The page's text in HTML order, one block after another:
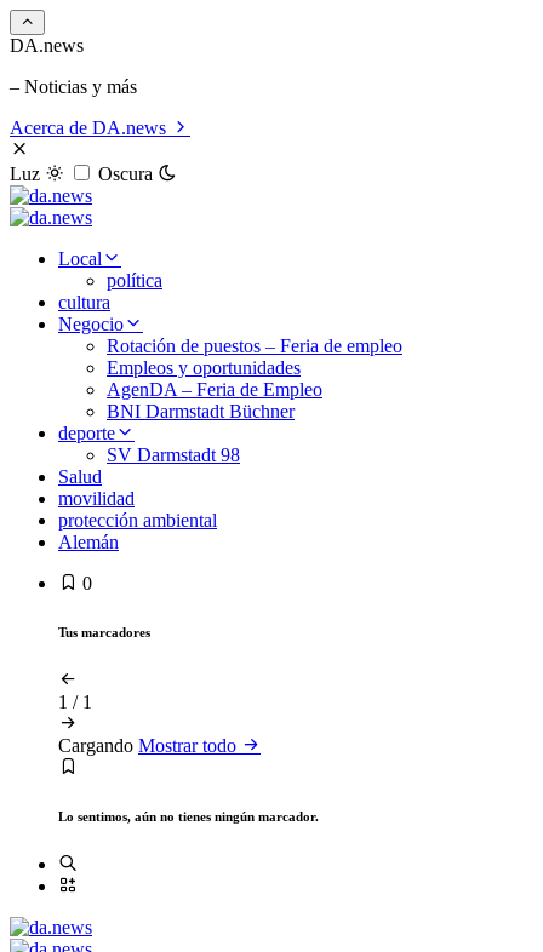
DA.news
– Noticias y más
Acerca de DA.news
Luz Oscura
Local
política
cultura
Negocio
Rotación de puestos – Feria de empleo
Empleos y oportunidades
AgenDA – Feria de Empleo
BNI Darmstadt Büchner
deporte
SV Darmstadt 98
Salud
movilidad
protección ambiental
Alemán
0
Tus marcadores
1 / 1
Cargando Mostrar todo
Lo sentimos, aún no tienes ningún marcador.